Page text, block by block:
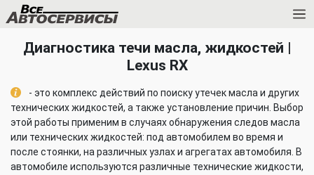
Диагностика течи масла, жидкостей |
Lexus RX
- это комплекс действий по поиску утечек масла и других
технических жидкостей, а также установление причин. Выбор
этой работы применим в случаях обнаружения следов масла
или технических жидкостей: под автомобилем во время и
после стоянки, на различных узлах и агрегатах автомобиля. В
автомобиле используются различные технические жидкости,